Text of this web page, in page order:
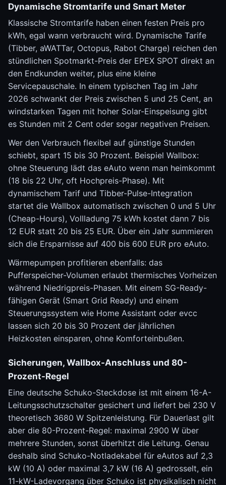
Dynamische Stromtarife und Smart Meter
Klassische Stromtarife haben einen festen Preis pro
kWh, egal wann verbraucht wird. Dynamische Tarife
(Tibber, aWATTar, Octopus, Rabot Charge) reichen den
stündlichen Spotmarkt-Preis der EPEX SPOT direkt an
den Endkunden weiter, plus eine kleine
Servicepauschale. In einem typischen Tag im Jahr
2026 schwankt der Preis zwischen 5 und 25 Cent, an
windstarken Tagen mit hoher Solar-Einspeisung gibt
es Stunden mit 2 Cent oder sogar negativen Preisen.
Wer den Verbrauch flexibel auf günstige Stunden
schiebt, spart 15 bis 30 Prozent. Beispiel Wallbox:
ohne Steuerung lädt das eAuto wenn man heimkommt
(18 bis 22 Uhr, oft Hochpreis-Phase). Mit
dynamischem Tarif und Tibber-Pulse-Integration
startet die Wallbox automatisch zwischen 0 und 5 Uhr
(Cheap-Hours), Vollladung 75 kWh kostet dann 7 bis
12 EUR statt 20 bis 25 EUR. Über ein Jahr summieren
sich die Ersparnisse auf 400 bis 600 EUR pro eAuto.
Wärmepumpen profitieren ebenfalls: das
Pufferspeicher-Volumen erlaubt thermisches Vorheizen
während Niedrigpreis-Phasen. Mit einem SG-Ready-
fähigen Gerät (Smart Grid Ready) und einem
Steuerungssystem wie Home Assistant oder evcc
lassen sich 20 bis 30 Prozent der jährlichen
Heizkosten einsparen, ohne Komforteinbußen.
Sicherungen, Wallbox-Anschluss und 80-
Prozent-Regel
Eine deutsche Schuko-Steckdose ist mit einem 16-A-
Leitungsschutzschalter gesichert und liefert bei 230 V
theoretisch 3680 W Spitzenleistung. Für Dauerlast gilt
aber die 80-Prozent-Regel: maximal 2900 W über
mehrere Stunden, sonst überhitzt die Leitung. Genau
deshalb sind Schuko-Notladekabel für eAutos auf 2,3
kW (10 A) oder maximal 3,7 kW (16 A) gedrosselt, ein
11-kW-Ladevorgang über Schuko ist physikalisch nicht